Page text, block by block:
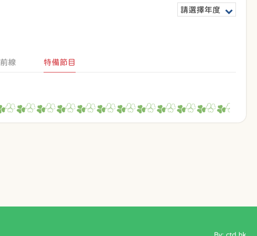
請選擇年度
線 特備節目
By: ctd.hk